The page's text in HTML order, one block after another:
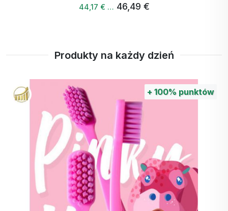
44,17 € … 46,49 €
Produkty na każdy dzień
+ 100% punktów